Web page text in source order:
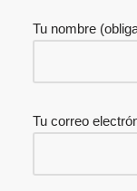
Tu nombre
Tu correo